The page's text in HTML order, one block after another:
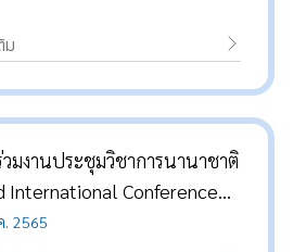
ม
มงานประชุมวิชาการนานาชาติ
International Conference
Aquaculture: Health
2565